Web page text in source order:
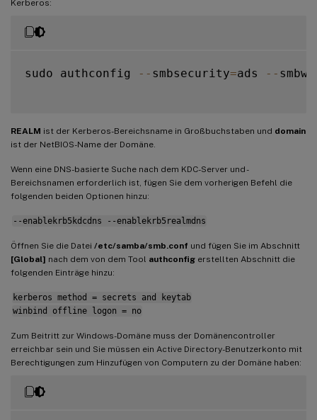
Kerberos:
sudo authconfig -- smbsecurity=ads --
REALM ist der Kerberos-Bereichsname in Großbuchstaben und domain
ist der NetBIOS-Name der Domäne.
Wenn eine DNS-basierte Suche nach dem KDC-Server und -
Bereichsnamen erforderlich ist, fügen Sie dem vorherigen Befehl die
folgenden beiden Optionen hinzu:
--enablekrb5kdcdns --enablekrb5realmdns
Öffnen Sie die Datei /etc/samba/smb.conf und fügen Sie im Abschnitt
[Global] nach dem von dem Tool authconfig erstellten Abschnitt die
folgenden Einträge hinzu:
kerberos method = secrets and keytab
winbind offline logon = no
Zum Beitritt zur Windows-Domäne muss der Domänencontroller
erreichbar sein und Sie müssen ein Active Directory-Benutzerkonto mit
Berechtigungen zum Hinzufügen von Computern zu der Domäne haben: